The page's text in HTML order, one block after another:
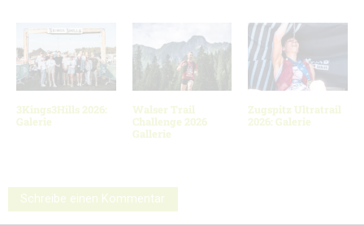
3Kings3Hills 2026:
Galerie
Walser Trail
Challenge 2026
Gallerie
Zugspitz Ultratrail
2026: Galerie
Schreibe einen Kommentar